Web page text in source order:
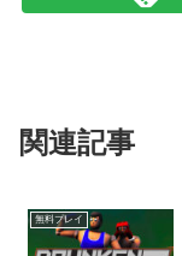
関連記事
無料プレイ